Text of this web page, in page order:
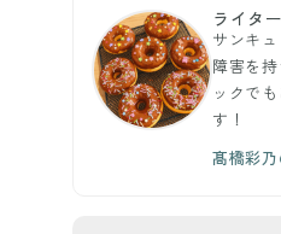
ライタ
サンキ
障害を
ックで
す！
髙橋彩